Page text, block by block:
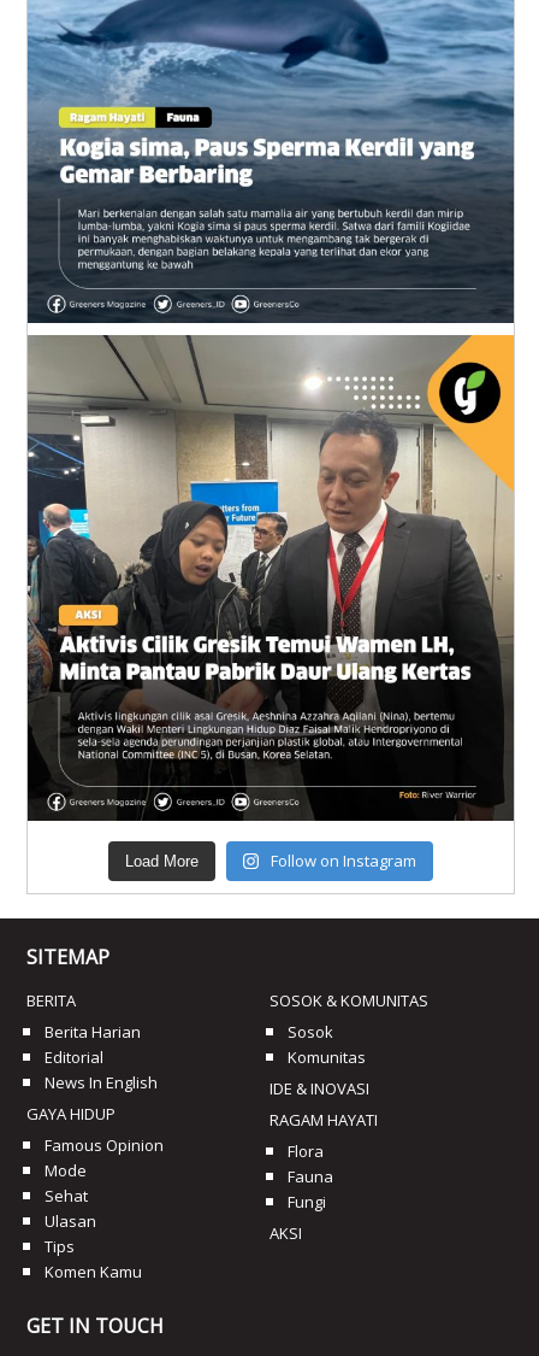
Load More Follow on Instagram
SITEMAP
BERITA
Berita Harian
Editorial
News In English
GAYA HIDUP
Famous Opinion
Mode
Sehat
Ulasan
Tips
Komen Kamu
SOSOK & KOMUNITAS
Sosok
Komunitas
IDE & INOVASI
RAGAM HAYATI
Flora
Fauna
Fungi
AKSI
GET IN TOUCH